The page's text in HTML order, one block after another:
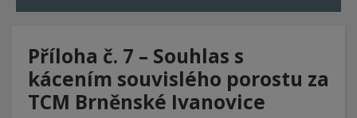
Příloha č. 7 – Souhlas s
kácením souvislého porostu za
TCM Brněnské Ivanovice